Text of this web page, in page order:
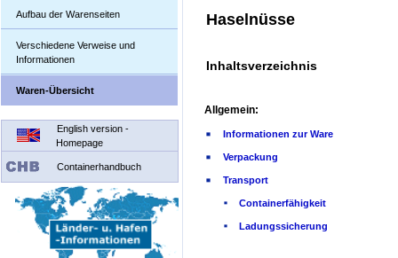
Aufbau der Warenseiten
Verschiedene Verweise und
Informationen
Waren-Übersicht
English version -
Homepage
Containerhandbuch
Haselnüsse
Inhaltsverzeichnis
Allgemein:
Informationen zur Ware
Verpackung
Transport
Containerfähigkeit
Ladungssicherung